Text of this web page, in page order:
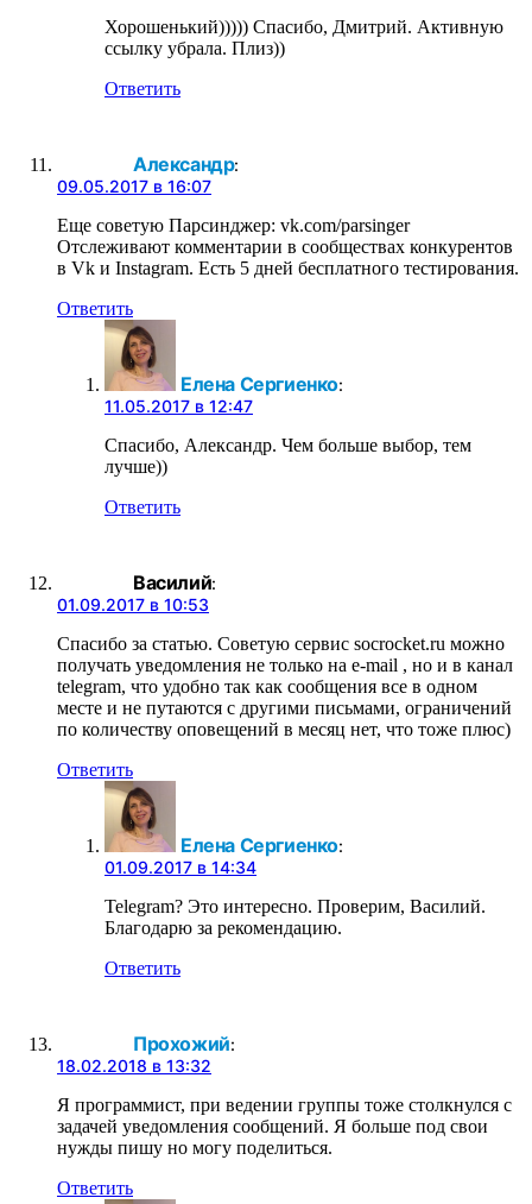
Хорошенький))))) Спасибо, Дмитрий. Активную
ссылку убрала. Плиз))
Ответить
Александр:
09.05.2017 в 16:07
Еще советую Парсинджер: vk.com/parsinger
Отслеживают комментарии в сообществах конкурентов
в Vk и Instagram. Есть 5 дней бесплатного тестирования.
Ответить
Елена Сергиенко:
11.05.2017 в 12:47
Спасибо, Александр. Чем больше выбор, тем
лучше))
Ответить
Василий:
01.09.2017 в 10:53
Спасибо за статью. Советую сервис socrocket.ru можно
получать уведомления не только на e-mail , но и в канал
telegram, что удобно так как сообщения все в одном
месте и не путаются с другими письмами, ограничений
по количеству оповещений в месяц нет, что тоже плюс)
Ответить
Елена Сергиенко:
01.09.2017 в 14:34
Telegram? Это интересно. Проверим, Василий.
Благодарю за рекомендацию.
Ответить
Прохожий:
18.02.2018 в 13:32
Я программист, при ведении группы тоже столкнулся с
задачей уведомления сообщений. Я больше под свои
нужды пишу но могу поделиться.
Ответить